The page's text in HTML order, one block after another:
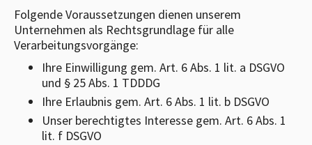
Folgende Voraussetzungen dienen unserem
Unternehmen als Rechtsgrundlage für alle
Verarbeitungsvorgänge:
Ihre Einwilligung gem. Art. 6 Abs. 1 lit. a DSGVO
und § 25 Abs. 1 TDDDG
Ihre Erlaubnis gem. Art. 6 Abs. 1 lit. b DSGVO
Unser berechtigtes Interesse gem. Art. 6 Abs. 1
lit. f DSGVO